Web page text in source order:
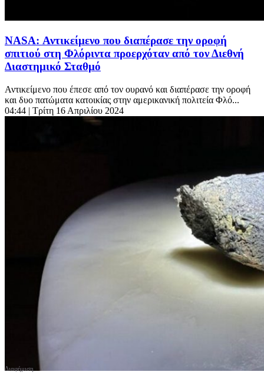
NASA: Αντικείμενο που διαπέρασε την οροφή
σπιτιού στη Φλόριντα προερχόταν από τον Διεθνή
Διαστημικό Σταθμό
Αντικείμενο που έπεσε από τον ουρανό και διαπέρασε την οροφή
και δυο πατώματα κατοικίας στην αμερικανική πολιτεία Φλό...
04:44 | Τρίτη 16 Απριλίου 2024